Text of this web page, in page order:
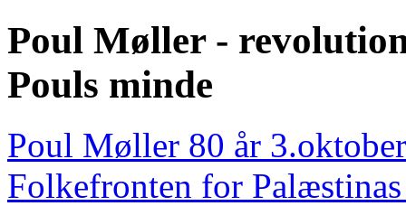
Poul Møller -
Pouls minde
Poul Møller 80 år
Folkefronten for